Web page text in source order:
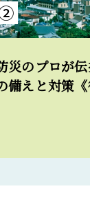
②
災のプロが
備えと対策